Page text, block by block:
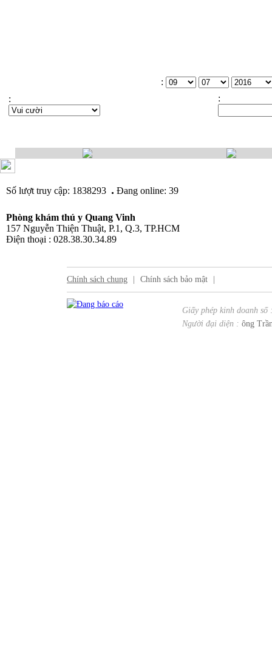
:
:
:
Số lượt truy cập: 1838293 . Đang online: 39
Phòng khám thú y Quang Vinh
157 Nguyễn Thiện Thuật, P.1, Q.3, TP.HCM
Điện thoại : 028.38.30.34.89
Chính sách chung Chính sách bảo mật
Giấy phép kinh doanh số
Người đại diện : ông